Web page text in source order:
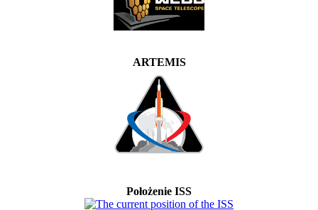
ARTEMIS
Położenie ISS